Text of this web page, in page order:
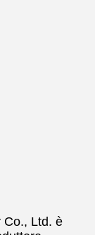
Co., Ltd. è